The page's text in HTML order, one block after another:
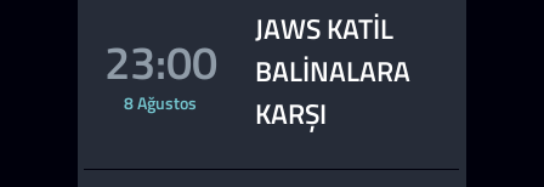
23:00
8 Ağustos
JAWS KATIL
BALINALARA
KARŞI